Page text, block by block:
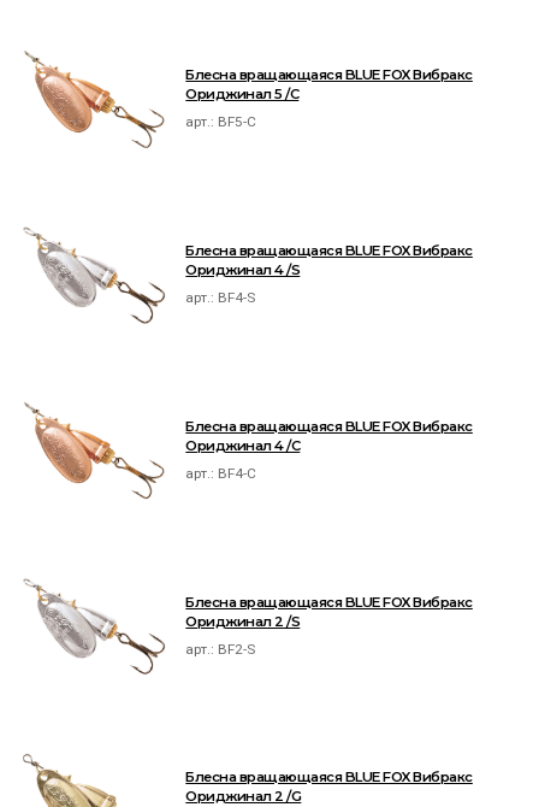
Блесна вращающаяся BLUE FOX Вибракс
Ориджинал 5 /C
арт.: BF5-C
Блесна вращающаяся BLUE FOX Вибракс
Ориджинал 4 /S
арт.: BF4-S
Блесна вращающаяся BLUE FOX Вибракс
Ориджинал 4 /C
арт.: BF4-C
Блесна вращающаяся BLUE FOX Вибракс
Ориджинал 2 /S
арт.: BF2-S
Блесна вращающаяся BLUE FOX Вибракс
Ориджинал 2 /G